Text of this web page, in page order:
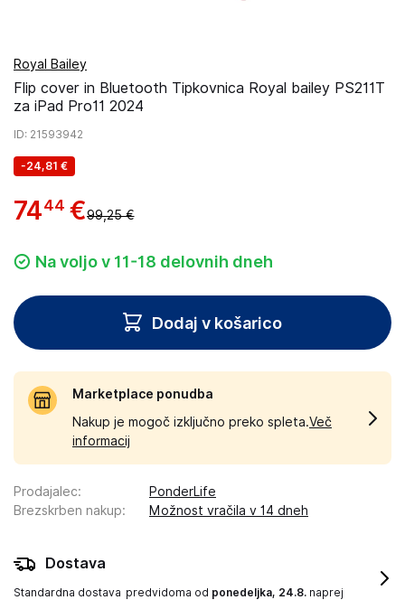
Royal Bailey
Flip cover in Bluetooth Tipkovnica Royal bailey PS211T
za iPad Pro11 2024
ID: 21593942
-24,81 €
7444 €99,25 €
Na voljo v 11-18 delovnih dneh
Dodaj v košarico
Marketplace ponudba
Nakup je mogoč izključno preko spleta.Več
informacij
Prodajalec:
PonderLife
Brezskrben nakup: Možnost vračila v 14 dneh
Dostava
Standardna dostava predvidoma od ponedeljka, 24.8. naprej